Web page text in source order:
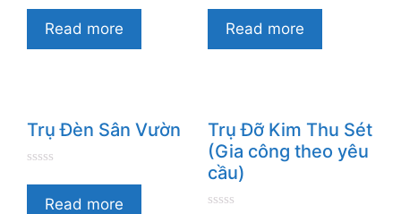
n
à
Read more
n
à
Read more
Trụ Đèn Sân Vườn
n
Read more
Trụ Đỡ Kim Thu Sét
(Gia công theo yêu
cầu)